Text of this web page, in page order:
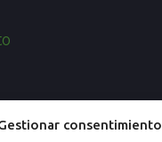
consentimiento